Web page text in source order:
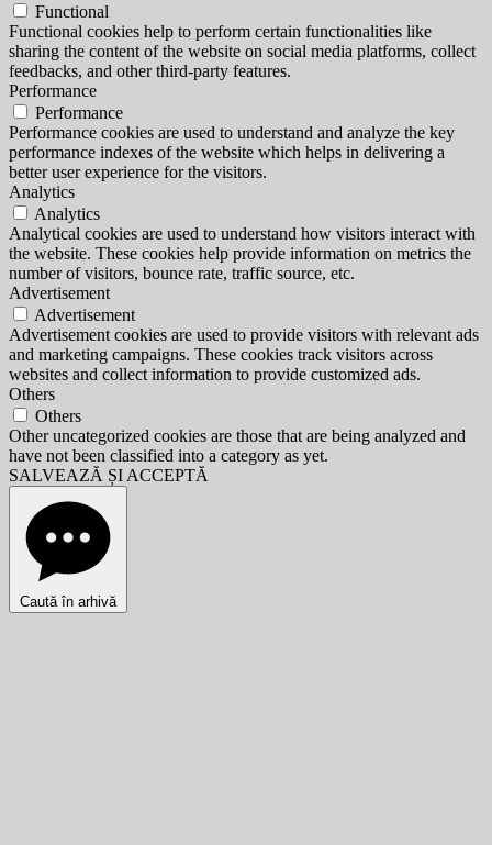
Functional
Functional cookies help to perform certain functionalities like
sharing the content of the website on social media platforms, collect
feedbacks, and other third-party features.
Performance
Performance
Performance cookies are used to understand and analyze the key
performance indexes of the website which helps in delivering a
better user experience for the visitors.
Analytics
Analytics
Analytical cookies are used to understand how visitors interact with
the website. These cookies help provide information on metrics the
number of visitors, bounce rate, traffic source, etc.
Advertisement
Advertisement
Advertisement cookies are used to provide visitors with relevant ads
and marketing campaigns. These cookies track visitors across
websites and collect information to provide customized ads.
Others
Others
Other uncategorized cookies are those that are being analyzed and
have not been classified into a category as yet.
SALVEAZĂ ȘI ACCEPTĂ
Caută în arhivă